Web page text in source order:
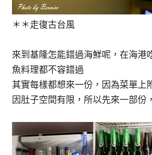
＊＊走復古台風
來到基隆怎能錯過海鮮呢，在海港
魚料理都不容錯過
其實每樣都想來一份，因為菜單上
因肚子空間有限，所以先來一部份